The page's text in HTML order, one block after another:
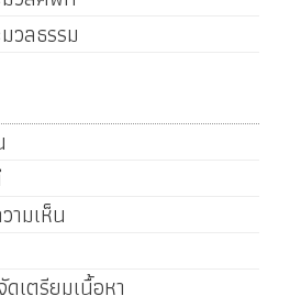
วลธรรม
ามเห็น
เตรียมเนื้อหา